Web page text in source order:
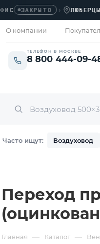
ЗАКРЫТО › ЛЮБЕРЦЫ,
О компании
ТЕЛЕФОН В МОСКВЕ
8 800 444-09-
Часто ищут: Воздуховод
Переход
Главная — Каталог —